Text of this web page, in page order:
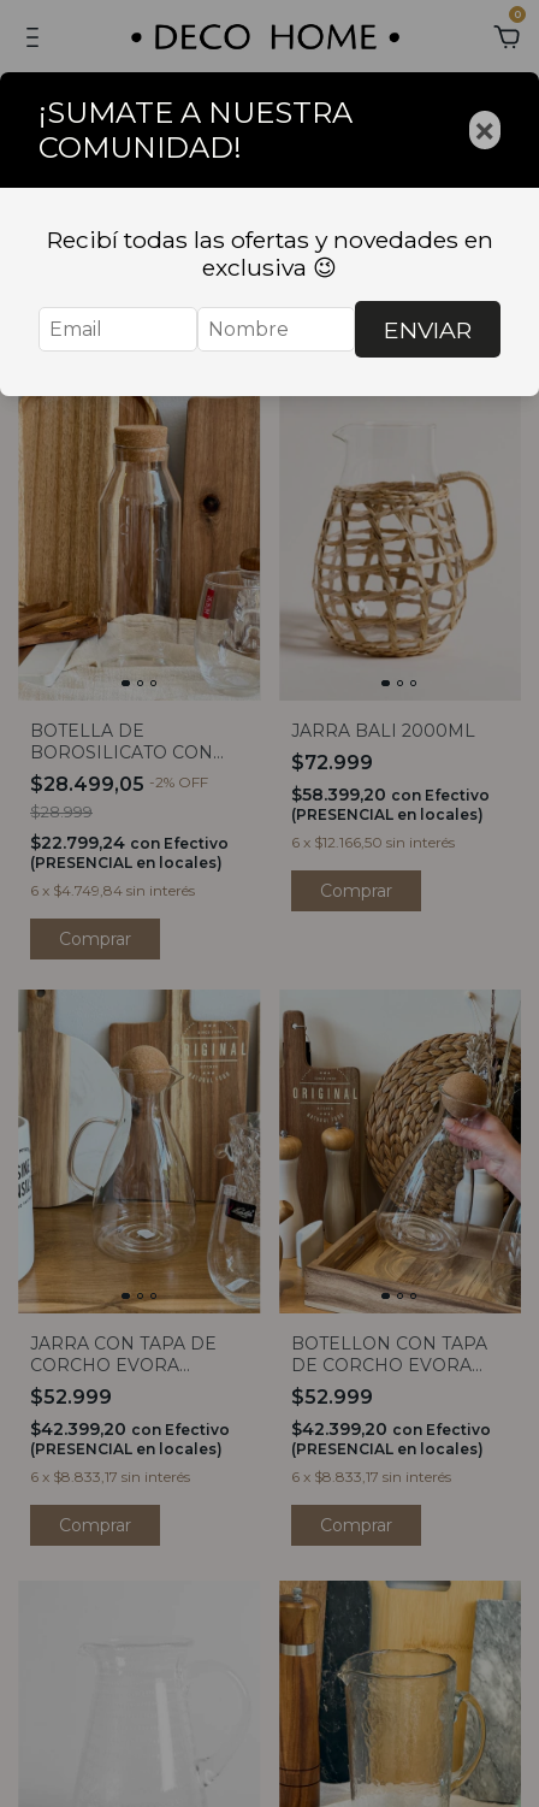
0
Inicio . BAZAR . COMEDOR . Jarras y Botellas
Jarras y Botellas
Filtrar
BOTELLA DE
BOROSILICATO CON
TAPA DE CORCHO (2
tamaños)
$28.499,05 -2% OFF
$28.999
$22.799,24 con Efectivo
(PRESENCIAL en locales)
6 x $4.749,84 sin interés
Comprar
JARRA BALI 2000ML
$72.999
$58.399,20 con Efectivo
(PRESENCIAL en locales)
6 x $12.166,50 sin interés
JARRA CON TAPA DE
CORCHO EVORA
1600ML
$52.999
$42.399,20 con Efectivo
(PRESENCIAL en locales)
6 x $8.833,17 sin interés
BOTELLON CON TAPA
DE CORCHO EVORA
1600 ML
$52.999
$42.399,20 con Efectivo
(PRESENCIAL en locales)
6 x $8.833,17 sin interés
¡SUMATE A NUESTRA
COMUNIDAD!
×
Recibí todas las ofertas y novedades en
exclusiva 😉
ENVIAR